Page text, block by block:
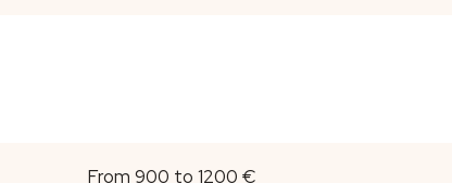
From 900 to 1200 €